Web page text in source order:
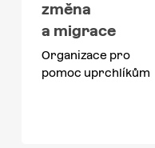
změna
a migrace
Organizace pro
pomoc uprchlíkům